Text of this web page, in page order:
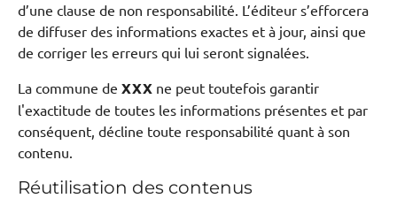
d’une clause de non responsabilité. L’éditeur s’efforcera
de diffuser des informations exactes et à jour, ainsi que
de corriger les erreurs qui lui seront signalées.
La commune de XXX ne peut toutefois garantir
l'exactitude de toutes les informations présentes et par
conséquent, décline toute responsabilité quant à son
contenu.
Réutilisation des contenus